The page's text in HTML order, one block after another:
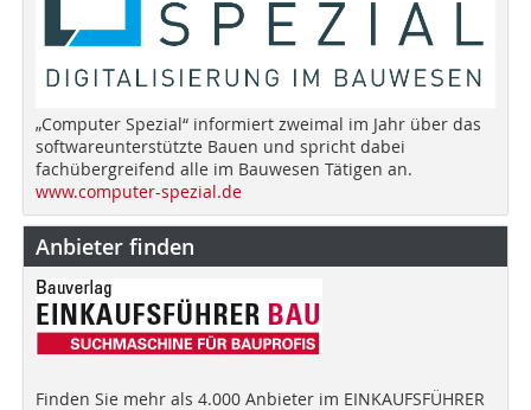
„Computer Spezial“ informiert zweimal im Jahr über das
softwareunterstützte Bauen und spricht dabei
fachübergreifend alle im Bauwesen Tätigen an.
www.computer-spezial.de
Anbieter finden
Finden Sie mehr als 4.000 Anbieter im EINKAUFSFÜHRER